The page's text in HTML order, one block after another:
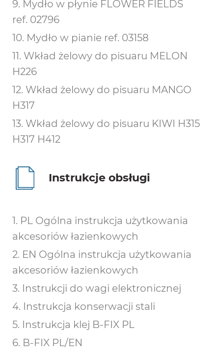
9. Mydło w płynie FLOWER FIELDS
ref. 02796
10. Mydło w pianie ref. 03158
11. Wkład żelowy do pisuaru MELON
H226
12. Wkład żelowy do pisuaru MANGO
H317
13. Wkład żelowy do pisuaru KIWI H315
H317 H412
Instrukcje obsługi
1. PL Ogólna instrukcja użytkowania
akcesoriów łazienkowych
2. EN Ogólna instrukcja użytkowania
akcesoriów łazienkowych
3. Instrukcji do wagi elektronicznej
4. Instrukcja konserwacji stali
5. Instrukcja klej B-FIX PL
6. B-FIX PL/EN